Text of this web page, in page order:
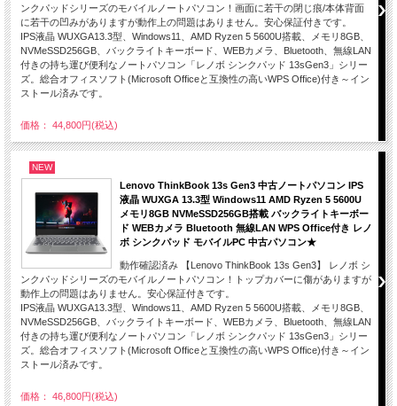
ンクパッドシリーズのモバイルノートパソコン！画面に若干の閉じ痕/本体背面
に若干の凹みがありますが動作上の問題はありません。安心保証付きです。
IPS液晶 WUXGA13.3型、Windows11、AMD Ryzen 5 5600U搭載、メモリ8GB、
NVMeSSD256GB、バックライトキーボード、WEBカメラ、Bluetooth、無線LAN
付きの持ち運び便利なノートパソコン「レノボ シンクパッド 13sGen3」シリー
ズ。総合オフィスソフト(Microsoft Officeと互換性の高いWPS Office)付き～イン
ストール済みです。
価格： 44,800円(税込)
NEW
Lenovo ThinkBook 13s Gen3 中古ノートパソコン IPS
液晶 WUXGA 13.3型 Windows11 AMD Ryzen 5 5600U
メモリ8GB NVMeSSD256GB搭載 バックライトキーボー
ド WEBカメラ Bluetooth 無線LAN WPS Office付き レノ
ボ シンクパッド モバイルPC 中古パソコン★
動作確認済み 【Lenovo ThinkBook 13s Gen3】 レノボ シ
ンクパッドシリーズのモバイルノートパソコン！トップカバーに傷がありますが
動作上の問題はありません。安心保証付きです。
IPS液晶 WUXGA13.3型、Windows11、AMD Ryzen 5 5600U搭載、メモリ8GB、
NVMeSSD256GB、バックライトキーボード、WEBカメラ、Bluetooth、無線LAN
付きの持ち運び便利なノートパソコン「レノボ シンクパッド 13sGen3」シリー
ズ。総合オフィスソフト(Microsoft Officeと互換性の高いWPS Office)付き～イン
ストール済みです。
価格： 46,800円(税込)